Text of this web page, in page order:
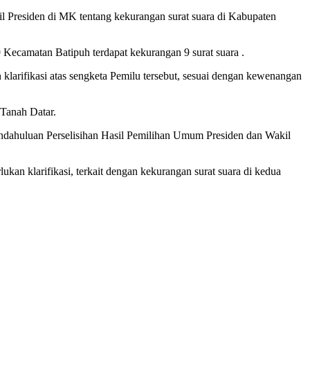
Presiden di MK tentang kekurangan surat suara di Kabupaten
Batipuh terdapat kekurangan 9 surat suara .
atas sengketa Pemilu tersebut, sesuai dengan kewenangan
Datar.
Perselisihan Hasil Pemilihan Umum Presiden dan Wakil
klarifikasi, terkait dengan kekurangan surat suara di kedua